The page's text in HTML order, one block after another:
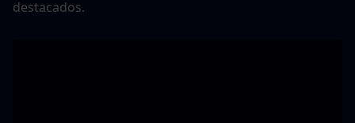
destacados.